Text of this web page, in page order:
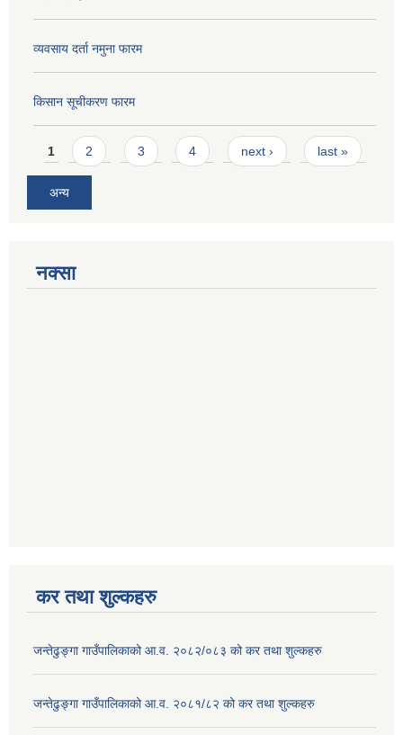
व्यवसाय दर्ता नमुना फारम
किसान सूचीकरण फारम
Pages
1 2 3 4 next › last »
अन्य
नक्सा
कर तथा शुल्कहरु
जन्तेढुङ्गा गाउँपालिकाको आ.व. २०८२/०८३ को कर तथा शुल्कहरु
जन्तेढुङ्गा गाउँपालिकाको आ.व. २०८१/८२ को कर तथा शुल्कहरु